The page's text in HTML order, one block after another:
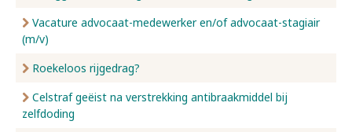
Vacature advocaat-medewerker en/of advocaat-stagiair
(m/v)
Roekeloos rijgedrag?
Celstraf geëist na verstrekking antibraakmiddel bij
zelfdoding